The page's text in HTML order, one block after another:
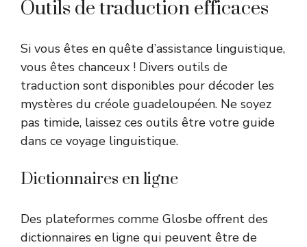
Outils de traduction efficaces
Si vous êtes en quête d’assistance linguistique,
vous êtes chanceux ! Divers outils de
traduction sont disponibles pour décoder les
mystères du créole guadeloupéen. Ne soyez
pas timide, laissez ces outils être votre guide
dans ce voyage linguistique.
Dictionnaires en ligne
Des plateformes comme Glosbe offrent des
dictionnaires en ligne qui peuvent être de